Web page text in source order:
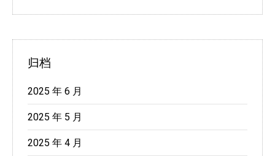
归档
2025 年 6 月
2025 年 5 月
2025 年 4 月